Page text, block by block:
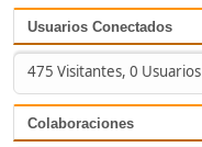
Usuarios Conectados
475 Visitantes, 0 Usuarios
Colaboraciones